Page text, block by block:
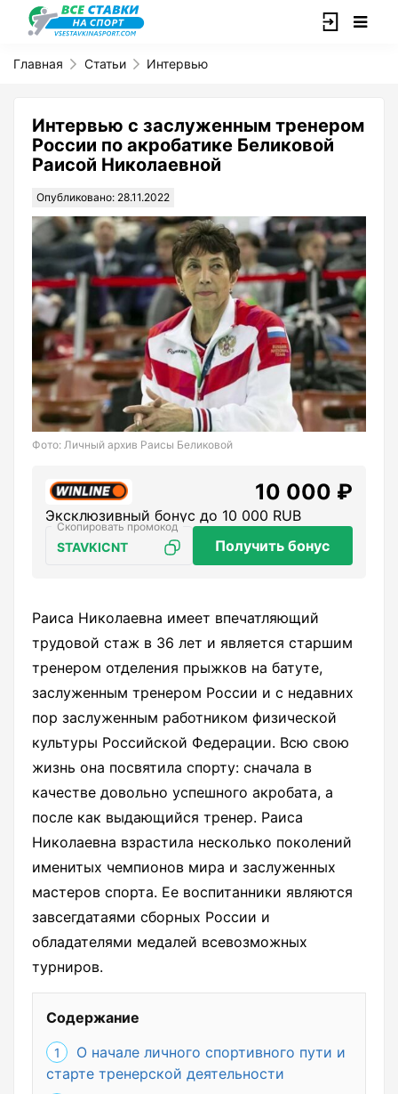
Главная Статьи Интервью
Интервью с заслуженным тренером
России по акробатике Беликовой
Раисой Николаевной
Опубликовано: 28.11.2022
Фото: Личный архив Раисы Беликовой
10 000 ₽
Эксклюзивный бонус до 10 000 RUB
STAVKICNT Получить бонус
Раиса Николаевна имеет впечатляющий
трудовой стаж в 36 лет и является старшим
тренером отделения прыжков на батуте,
заслуженным тренером России и с недавних
пор заслуженным работником физической
культуры Российской Федерации. Всю свою
жизнь она посвятила спорту: сначала в
качестве довольно успешного акробата, а
после как выдающийся тренер. Раиса
Николаевна взрастила несколько поколений
именитых чемпионов мира и заслуженных
мастеров спорта. Ее воспитанники являются
завсегдатаями сборных России и
обладателями медалей всевозможных
турниров.
Содержание
О начале личного спортивного пути и
старте тренерской деятельности